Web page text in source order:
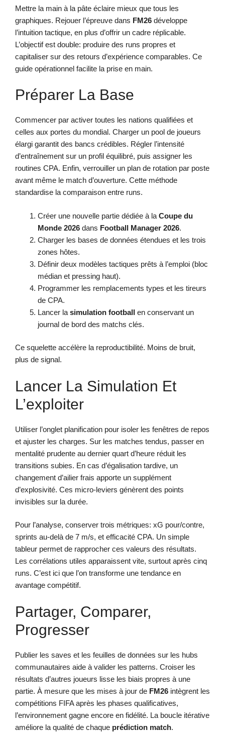
Mettre la main à la pâte éclaire mieux que tous les
graphiques. Rejouer l’épreuve dans FM26 développe
l’intuition tactique, en plus d’offrir un cadre réplicable.
L’objectif est double: produire des runs propres et
capitaliser sur des retours d’expérience comparables. Ce
guide opérationnel facilite la prise en main.
Préparer La Base
Commencer par activer toutes les nations qualifiées et
celles aux portes du mondial. Charger un pool de joueurs
élargi garantit des bancs crédibles. Régler l’intensité
d’entraînement sur un profil équilibré, puis assigner les
routines CPA. Enfin, verrouiller un plan de rotation par poste
avant même le match d’ouverture. Cette méthode
standardise la comparaison entre runs.
Créer une nouvelle partie dédiée à la Coupe du
Monde 2026 dans Football Manager 2026.
Charger les bases de données étendues et les trois
zones hôtes.
Définir deux modèles tactiques prêts à l’emploi (bloc
médian et pressing haut).
Programmer les remplacements types et les tireurs
de CPA.
Lancer la simulation football en conservant un
journal de bord des matchs clés.
Ce squelette accélère la reproductibilité. Moins de bruit,
plus de signal.
Lancer La Simulation Et
L’exploiter
Utiliser l’onglet planification pour isoler les fenêtres de repos
et ajuster les charges. Sur les matches tendus, passer en
mentalité prudente au dernier quart d’heure réduit les
transitions subies. En cas d’égalisation tardive, un
changement d’ailier frais apporte un supplément
d’explosivité. Ces micro-leviers génèrent des points
invisibles sur la durée.
Pour l’analyse, conserver trois métriques: xG pour/contre,
sprints au-delà de 7 m/s, et efficacité CPA. Un simple
tableur permet de rapprocher ces valeurs des résultats.
Les corrélations utiles apparaissent vite, surtout après cinq
runs. C’est ici que l’on transforme une tendance en
avantage compétitif.
Partager, Comparer,
Progresser
Publier les saves et les feuilles de données sur les hubs
communautaires aide à valider les patterns. Croiser les
résultats d’autres joueurs lisse les biais propres à une
partie. À mesure que les mises à jour de FM26 intègrent les
compétitions FIFA après les phases qualificatives,
l’environnement gagne encore en fidélité. La boucle itérative
améliore la qualité de chaque prédiction match.